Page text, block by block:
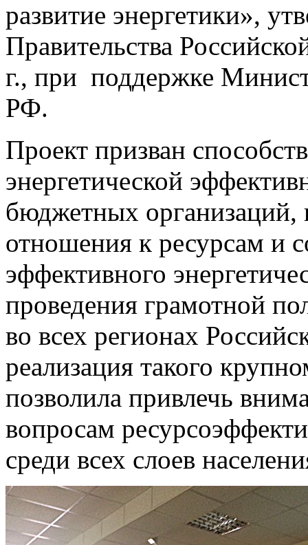
развитие энергетики»,
Правительства
г., при поддержке
РФ.
Проект призван
энергетической
бюджетных организаций,
отношения к ресурсам и
эффективного
проведения грамотной
во всех регионах
реализация такого
позволила привлечь
вопросам
среди всех слоев